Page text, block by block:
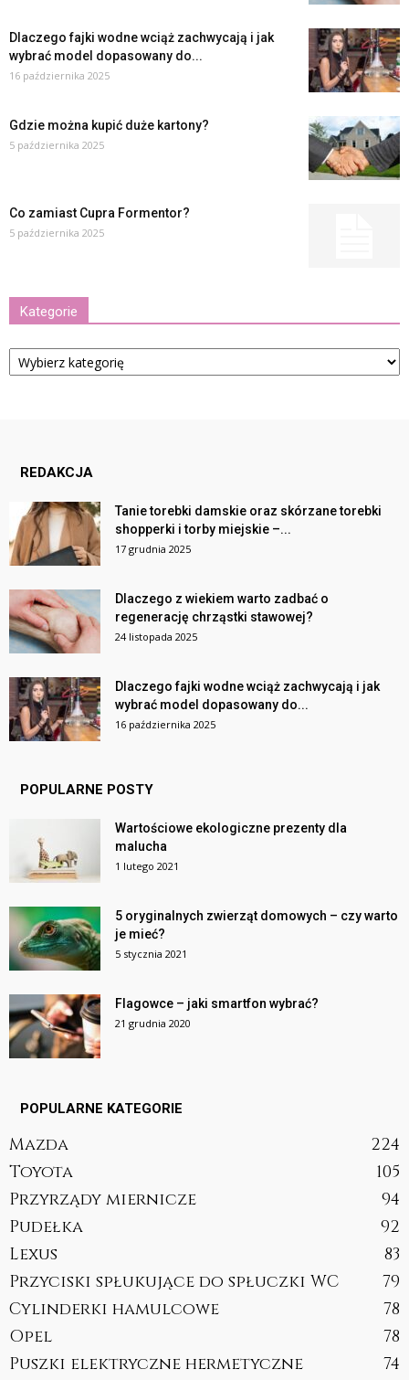
Dlaczego fajki wodne wciąż zachwycają i jak
wybrać model dopasowany do...
16 października 2025
Gdzie można kupić duże kartony?
5 października 2025
Co zamiast Cupra Formentor?
5 października 2025
Kategorie
Kategorie
REDAKCJA
Tanie torebki damskie oraz skórzane torebki
shopperki i torby miejskie –...
17 grudnia 2025
Dlaczego z wiekiem warto zadbać o
regenerację chrząstki stawowej?
24 listopada 2025
Dlaczego fajki wodne wciąż zachwycają i jak
wybrać model dopasowany do...
16 października 2025
POPULARNE POSTY
Wartościowe ekologiczne prezenty dla
malucha
1 lutego 2021
5 oryginalnych zwierząt domowych – czy warto
je mieć?
5 stycznia 2021
Flagowce – jaki smartfon wybrać?
21 grudnia 2020
POPULARNE KATEGORIE
Mazda
224
Toyota
105
Przyrządy miernicze
94
Pudełka
92
Lexus
83
Przyciski spłukujące do spłuczki WC
79
Cylinderki hamulcowe
78
Opel
78
Puszki elektryczne hermetyczne
74